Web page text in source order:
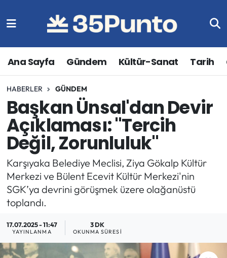
Ana Sayfa Gündem Kültür-Sanat Tarih
HABERLER GÜNDEM
Başkan Ünsal'dan Devir
Açıklaması: "Tercih
Değil, Zorunluluk"
Karşıyaka Belediye Meclisi, Ziya Gökalp Kültür
Merkezi ve Bülent Ecevit Kültür Merkezi'nin
SGK’ya devrini görüşmek üzere olağanüstü
toplandı.
17.07.2025 - 11:47
YAYINLANMA
3 DK
OKUNMA SÜRESI